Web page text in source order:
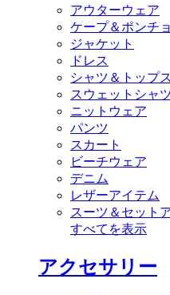
アウターウェア
ケープ＆ポンチョ
ジャケット
ドレス
シャツ＆トップス
スウェットシャ
ニットウェア
パンツ
スカート
ビーチウェア
デニム
レザーアイテム
スーツ＆セット
すべてを表示
アクセサリー